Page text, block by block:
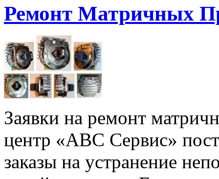
Ремонт Матричных
Заявки на ремонт
центр «АВС Сервис»
заказы на устранение